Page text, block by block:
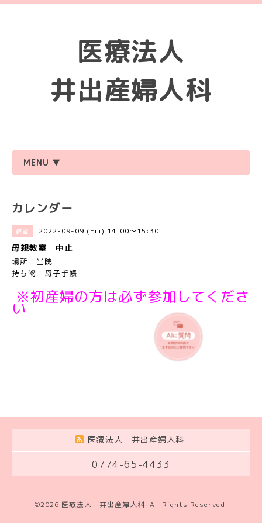
医療法人
井出産婦人科
MENU ▼
カレンダー
教室 2022-09-09 (Fri) 14:00～15:30
母親教室 中止
場所：当院
持ち物：母子手帳
※初産婦の方は必ず参加してくださ
い
医療法人 井出産婦人科
0774-65-4433
©2026 医療法人 井出産婦人科. All Rights Reserved.